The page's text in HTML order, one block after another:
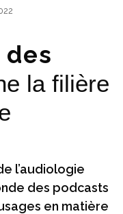
la filière
l’audiologie
des podcasts
en matière